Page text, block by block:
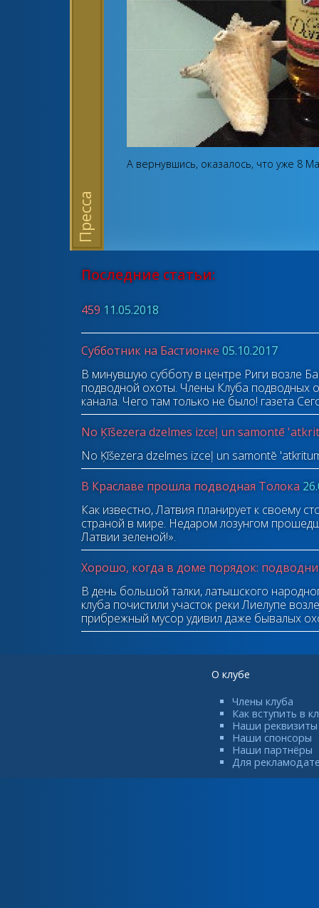
Пресса
А вернувшись, оказалось, что уже 8
Последние статьи:
459 11.05.2018
Субботник на Бастионке 05.10.2017
В минувшую субботу в центре Риги возле
подводной охоты. Члены Клуба подводных
канала. Чего там только не было! газета
No Ķīšezera dzelmes izceļ un samontē
No Ķīšezera dzelmes izceļ un samontē
В Краславе прошла подводная Толока
Как известно, Латвия планирует к своему
страной в мире. Недаром лозунгом
Латвии зеленой!».
Хорошо, когда в доме порядок:
В день большой талки, латышского
клуба почистили участок реки Лиелупе
прибрежный мусор удивил даже бывалых
О клубе
Члены клуба
Как вступить в
Наши реквизиты
Наши спонсоры
Наши партнёры
Для